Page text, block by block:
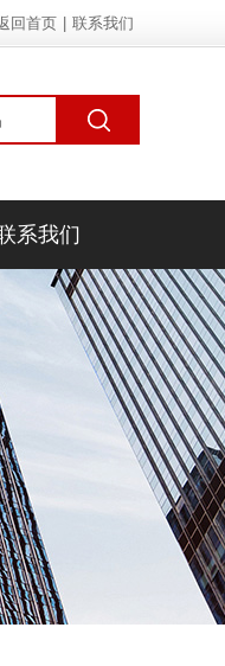
回首页 联系我们
系我们